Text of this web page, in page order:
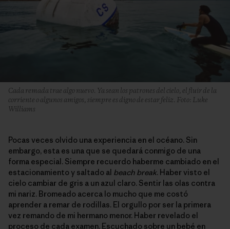
Cada remada trae algo nuevo. Ya sean los patrones del cielo, el fluir de la
corriente o algunos amigos, siempre es digno de estar feliz. Foto: Luke
Williams
Pocas veces olvido una experiencia en el océano. Sin
embargo, esta es una que se quedará conmigo de una
forma especial. Siempre recuerdo haberme cambiado en el
estacionamiento y saltado al beach break. Haber visto el
cielo cambiar de gris a un azul claro. Sentir las olas contra
mi nariz. Bromeado acerca lo mucho que me costó
aprender a remar de rodillas. El orgullo por ser la primera
vez remando de mi hermano menor. Haber revelado el
proceso de cada examen. Escuchado sobre un bebé en